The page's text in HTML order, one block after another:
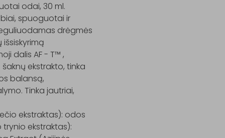
odai, 30 ml.
spuoguotai ir
drėgmės
dalis AF - T™ ,
ekstrakto, tinka
balansą,
Tinka jautriai,
ekstraktas): odos
trynio ekstraktas):